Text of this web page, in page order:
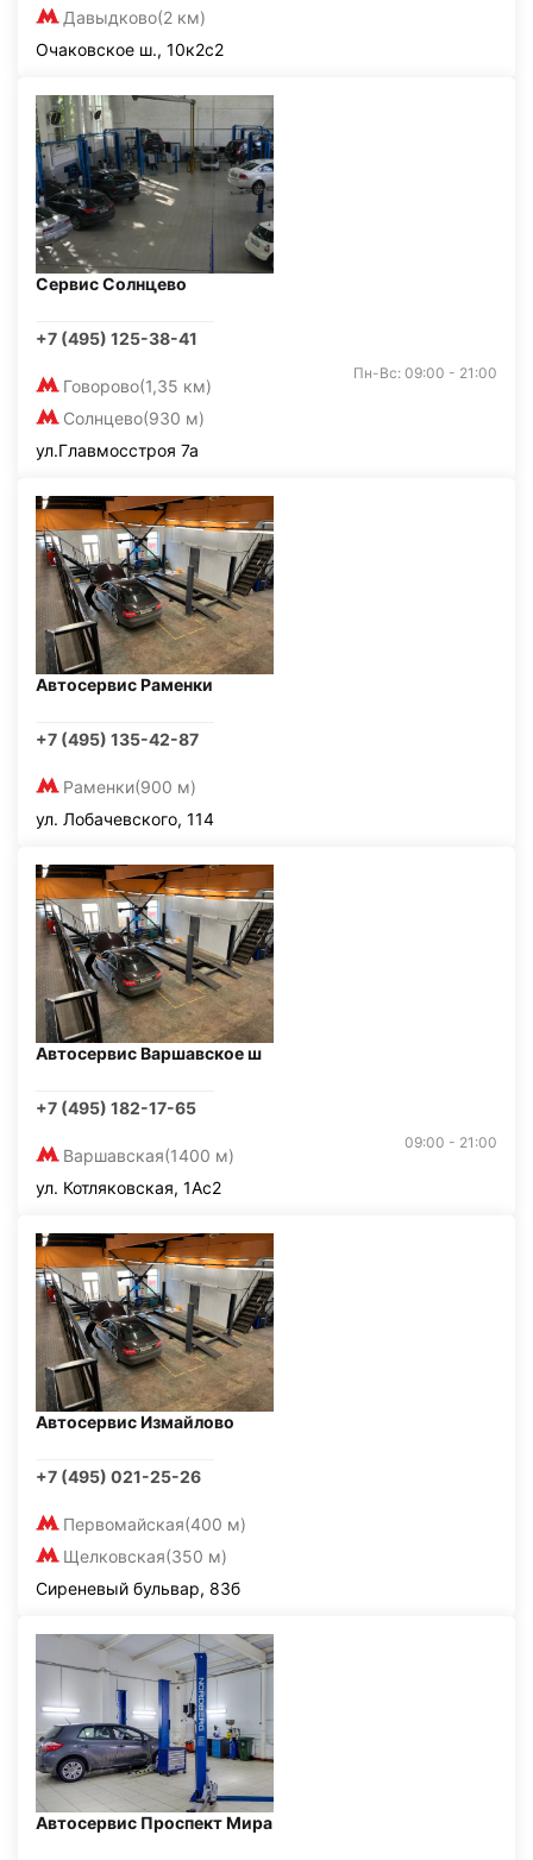
Давыдково(2 км)
Очаковское ш., 10к2с2
Сервис Солнцево
+7 (495) 125-38-41
Говорово(1,35 км)
Солнцево(930 м)
Пн-Вс: 09:00 - 21:00
ул.Главмосстроя 7а
Автосервис Раменки
+7 (495) 135-42-87
Раменки(900 м)
ул. Лобачевского, 114
Автосервис Варшавское ш
+7 (495) 182-17-65
Варшавская(1400 м)
09:00 - 21:00
ул. Котляковская, 1Ас2
Автосервис Измайлово
+7 (495) 021-25-26
Первомайская(400 м)
Щелковская(350 м)
Сиреневый бульвар, 83б
Автосервис Проспект Мира